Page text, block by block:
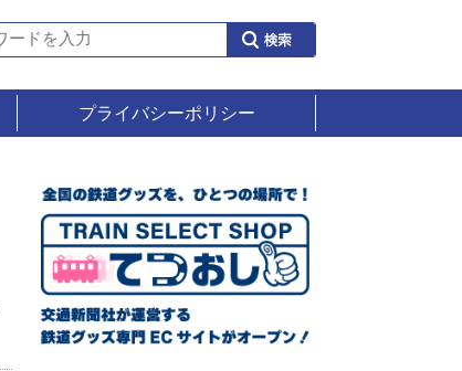
プライバシーポリシー